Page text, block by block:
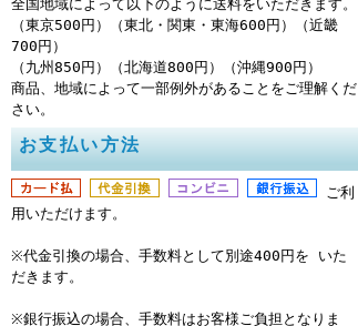
全国地域によって以下のように送料をいただきます。
（東京500円）（東北・関東・東海600円）（近畿
700円）
（九州850円）（北海道800円）（沖縄900円）
商品、地域によって一部例外があることをご理解くだ
さい。
お支払い方法
ご利
用いただけます。
※代金引換の場合、手数料として別途400円を いた
だきます。
※銀行振込の場合、手数料はお客様ご負担となりま